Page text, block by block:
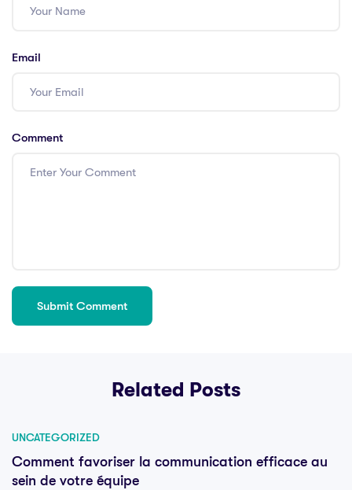
Email
Comment
Related Posts
UNCATEGORIZED
Comment favoriser la communication efficace au
sein de votre équipe